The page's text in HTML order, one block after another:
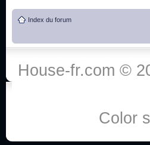
:he:
Salut tout le monde ! Je
Index du forum
House-fr.com ©
Color